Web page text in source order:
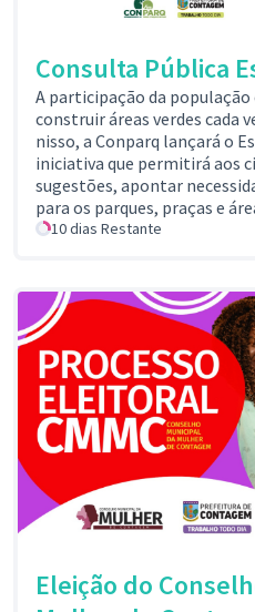
Consulta Pública
A participação da
construir áreas verdes cada
nisso, a Conparq lançará o
iniciativa que permitirá aos
sugestões, apontar
para os parques, praças e
10 dias Restante
Eleição do